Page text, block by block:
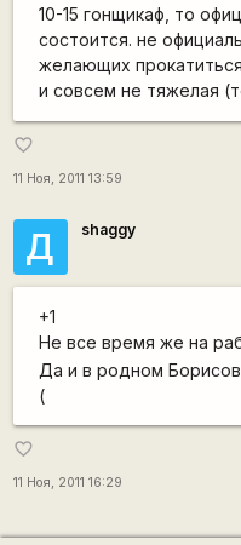
10-15 гонщикаф, то
состоится. не
желающих
и совсем не тяжелая
favorite_border
11 Ноя, 2011 13:59
Д shaggy
+1
Не все время же на
Да и в родном
(
favorite_border
11 Ноя, 2011 16:29